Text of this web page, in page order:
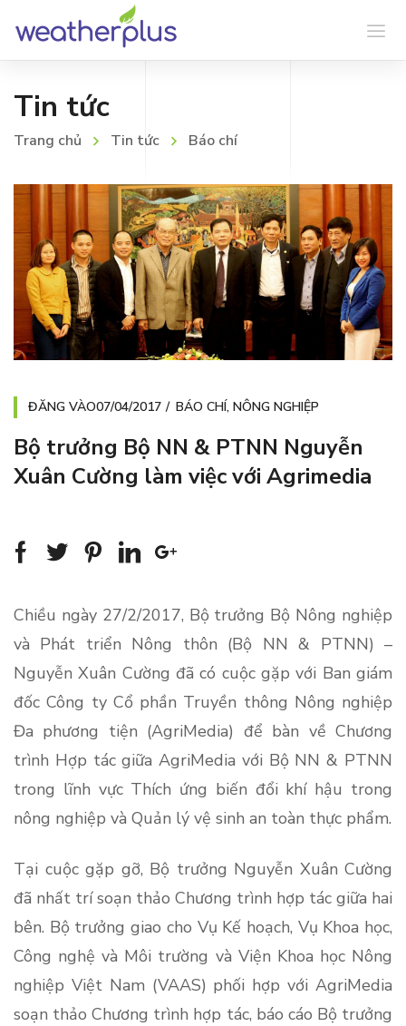
Tin tức
Trang chủ Tin tức Báo chí
ĐĂNG VÀO07/04/2017 BÁO CHÍ, NÔNG NGHIỆP
Bộ trưởng Bộ NN & PTNN Nguyễn
Xuân Cường làm việc với Agrimedia
Chiều ngày 27/2/2017, Bộ trưởng Bộ Nông nghiệp
và Phát triển Nông thôn (Bộ NN & PTNN) –
Nguyễn Xuân Cường đã có cuộc gặp với Ban giám
đốc Công ty Cổ phần Truyền thông Nông nghiệp
Đa phương tiện (AgriMedia) để bàn về Chương
trình Hợp tác giữa AgriMedia với Bộ NN & PTNN
trong lĩnh vực Thích ứng biến đổi khí hậu trong
nông nghiệp và Quản lý vệ sinh an toàn thực phẩm.
Tại cuộc gặp gỡ, Bộ trưởng Nguyễn Xuân Cường
đã nhất trí soạn thảo Chương trình hợp tác giữa hai
bên. Bộ trưởng giao cho Vụ Kế hoạch, Vụ Khoa học,
Công nghệ và Môi trường và Viện Khoa học Nông
nghiệp Việt Nam (VAAS) phối hợp với AgriMedia
soạn thảo Chương trình hợp tác, báo cáo Bộ trưởng